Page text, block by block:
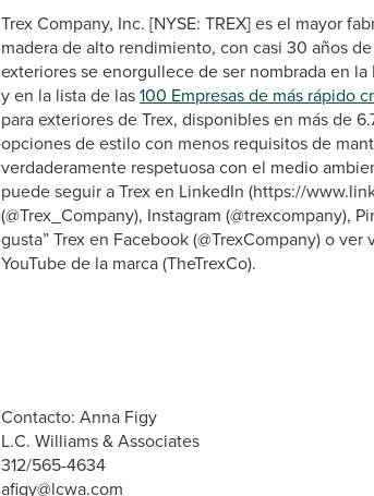
Trex Company, Inc. [NYSE: TREX] es el mayor
madera de alto rendimiento, con casi 30 años
exteriores se enorgullece de ser nombrada en la
y en la lista de las100 Empresas de más rápido
para exteriores de Trex, disponibles en más de
opciones de estilo con menos requisitos de
verdaderamente respetuosa con el medio
puede seguir a Trex en LinkedIn (https://
(@Trex_Company), Instagram (@trexcompany),
gusta” Trex en Facebook (@TrexCompany) o
YouTube de la marca (TheTrexCo).
Contacto: Anna Figy
L.C. Williams & Associates
312/565-4634
afigy@lcwa.com